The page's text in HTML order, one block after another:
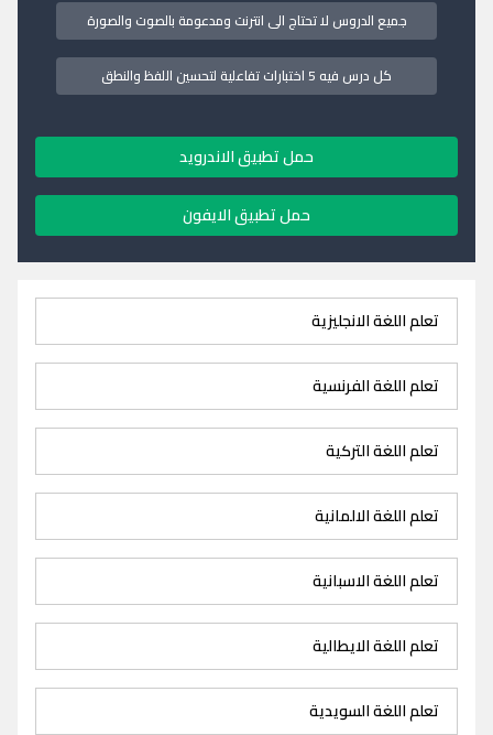
جميع الدروس لا تحتاج الى انترنت ومدعومة بالصوت والصورة
كل درس فيه 5 اختبارات تفاعلية لتحسين اللفظ والنطق
حمل تطبيق الاندرويد
حمل تطبيق الايفون
تعلم اللغة الانجليزية
تعلم اللغة الفرنسية
تعلم اللغة التركية
تعلم اللغة الالمانية
تعلم اللغة الاسبانية
تعلم اللغة الايطالية
تعلم اللغة السويدية